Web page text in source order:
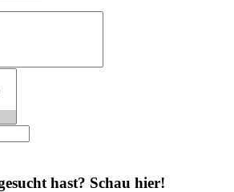
hast? Schau hier!